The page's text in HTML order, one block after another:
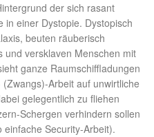
der sich rasant
in einer Dystopie. Dystopisch
beuten räuberisch
und versklaven Menschen mit
ganze Raumschiffladungen
Arbeit auf unwirtliche
gelegentlich zu fliehen
Schergen verhindern sollen
Security-Arbeit).